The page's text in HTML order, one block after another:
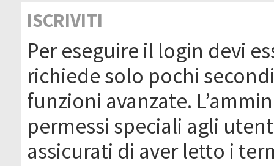
ISCRIVITI
Per eseguire il login devi
richiede solo pochi
funzioni avanzate.
permessi speciali agli
assicurati di aver letto i